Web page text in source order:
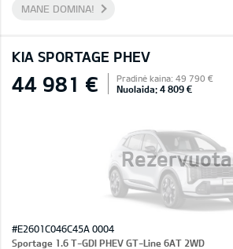
MANE DOMINA!
KIA SPORTAGE PHEV
Rezervuota
44 981 € Pradinė kaina: 49 790 €
Nuolaida: 4 809 €
#E2601C046C45A 0004
Sportage 1.6 T-GDI PHEV GT-Line 6AT 2WD